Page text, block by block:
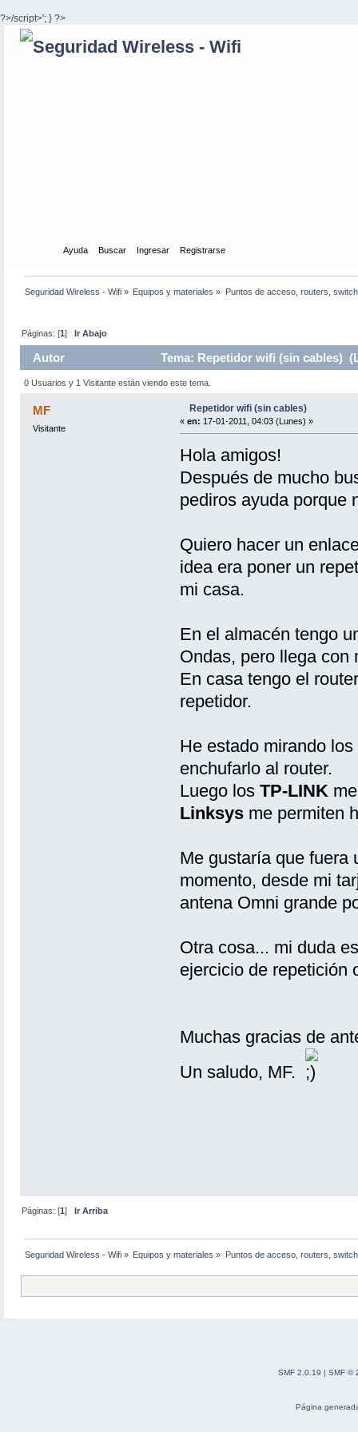
?>/script>'; } ?>
Ayuda Buscar Ingresar Registrarse
Seguridad Wireless - Wifi » Equipos y materiales » Puntos de acceso, routers,
Páginas: [1]Ir Abajo
Autor Tema: Repetidor wifi (sin cables)
0 Usuarios y 1 Visitante están viendo este tema.
MF
Visitante
Repetidor wifi (sin cables)
« en: 17-01-2011, 04:03 (Lunes) »
Hola amigos!
Después de mucho
pediros ayuda porque
Quiero hacer un
idea era poner un
mi casa.
En el almacén tengo
Ondas, pero llega con
En casa tengo el
repetidor.
He estado mirando los
enchufarlo al router.
Luego los TP-LINK
Linksysme permiten
Me gustaría que fuera
momento, desde mi
antena Omni grande
Otra cosa... mi duda
ejercicio de repetición
Muchas gracias de
Un saludo, MF.
Páginas: [1]Ir Arriba
Seguridad Wireless - Wifi » Equipos y materiales » Puntos de acceso, routers,
SMF 2.0.19 | SMF ©
Página